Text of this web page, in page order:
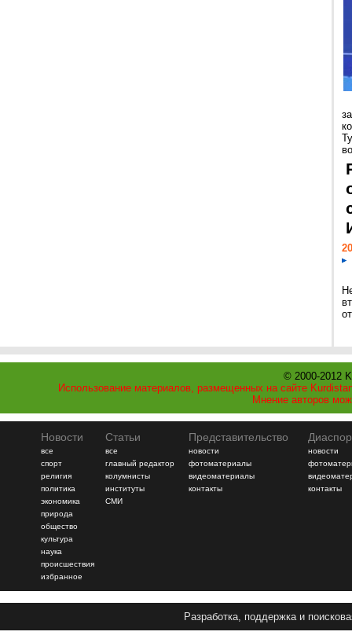
© 2000-2012
Использование материалов, размещенных на сайте
Мнение авторов
Новости
все
спорт
религия
политика
экономика
природа
общество
культура
наука
происшествия
избранное
Статьи
все
главный редактор
колумнисты
институты
СМИ
Представительство
новости
фотоматериалы
видеоматериалы
контакты
новости
контакты
Разработка, поддержка и